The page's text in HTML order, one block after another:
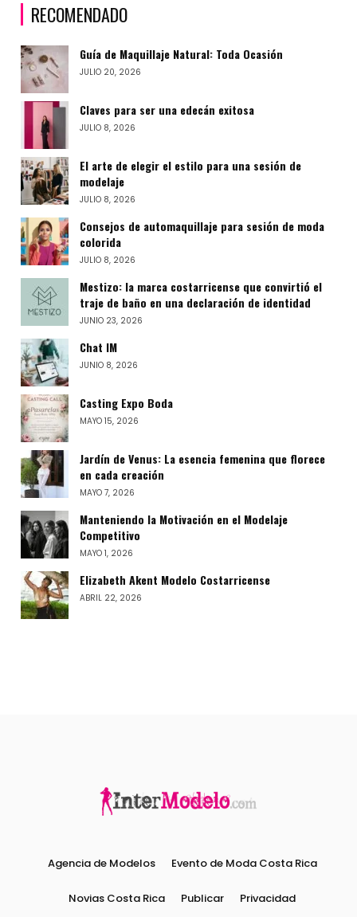
RECOMENDADO
Guía de Maquillaje Natural: Toda Ocasión
JULIO 20, 2026
Claves para ser una edecán exitosa
JULIO 8, 2026
El arte de elegir el estilo para una sesión de
modelaje
JULIO 8, 2026
Consejos de automaquillaje para sesión de moda
colorida
JULIO 8, 2026
Mestizo: la marca costarricense que convirtió el
traje de baño en una declaración de identidad
JUNIO 23, 2026
Chat IM
JUNIO 8, 2026
Casting Expo Boda
MAYO 15, 2026
Jardín de Venus: La esencia femenina que florece
en cada creación
MAYO 7, 2026
Manteniendo la Motivación en el Modelaje
Competitivo
MAYO 1, 2026
Elizabeth Akent Modelo Costarricense
ABRIL 22, 2026
Agencia de Modelos Evento de Moda Costa Rica
Novias Costa Rica Publicar Privacidad